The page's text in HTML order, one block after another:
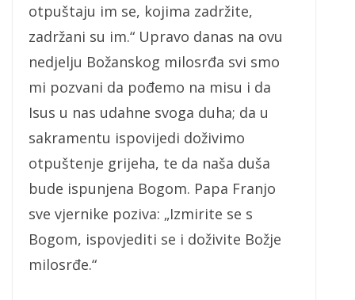
otpuštaju im se, kojima zadržite,
zadržani su im.“ Upravo danas na ovu
nedjelju Božanskog milosrđa svi smo
mi pozvani da pođemo na misu i da
Isus u nas udahne svoga duha; da u
sakramentu ispovijedi doživimo
otpuštenje grijeha, te da naša duša
bude ispunjena Bogom. Papa Franjo
sve vjernike poziva: „Izmirite se s
Bogom, ispovjediti se i doživite Božje
milosrđe.“